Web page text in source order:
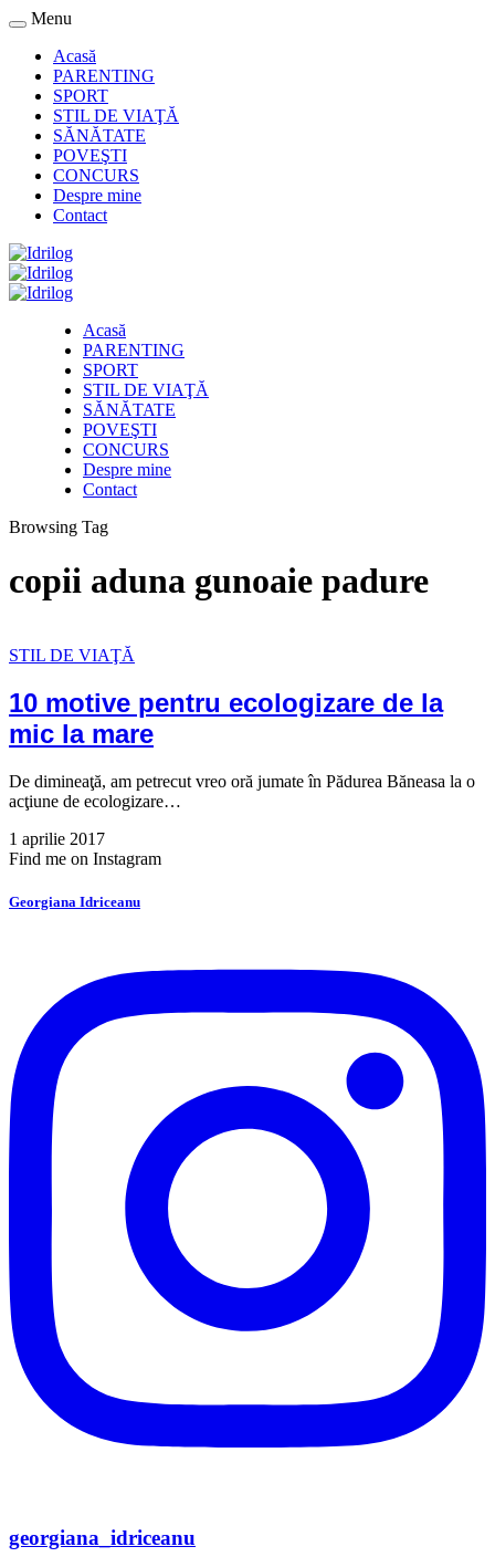
Menu
Acasă
PARENTING
SPORT
STIL DE VIAŢĂ
SĂNĂTATE
POVEŞTI
CONCURS
Despre mine
Contact
Acasă
PARENTING
SPORT
STIL DE VIAŢĂ
SĂNĂTATE
POVEŞTI
CONCURS
Despre mine
Contact
Browsing Tag
copii aduna gunoaie padure
STIL DE VIAŢĂ
10 motive pentru ecologizare de la
mic la mare
De dimineaţă, am petrecut vreo oră jumate în Pădurea Băneasa la o
acţiune de ecologizare…
1 aprilie 2017
Find me on Instagram
Georgiana Idriceanu
georgiana_idriceanu